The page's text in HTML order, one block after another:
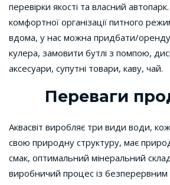
перевірки якості та власний
комфортної організації питного
вдома, у нас можна придбати/
кулера, замовити бутлі з помпою,
аксесуари, супутні товари, каву, чай.
Переваги
Аквасвіт виробляє три види води,
свою природну структуру, має
смак, оптимальний мінеральний
виробничий процес із безперервним